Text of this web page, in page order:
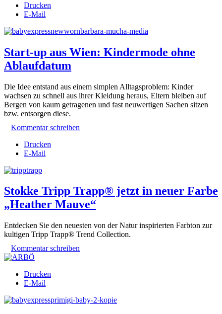
Drucken
E-Mail
Start-up aus Wien: Kindermode ohne
Ablaufdatum
Die Idee entstand aus einem simplen Alltagsproblem: Kinder
wachsen zu schnell aus ihrer Kleidung heraus, Eltern bleiben auf
Bergen von kaum getragenen und fast neuwertigen Sachen sitzen
bzw. entsorgen diese.
Kommentar schreiben
Drucken
E-Mail
Stokke Tripp Trapp® jetzt in neuer Farbe
„Heather Mauve“
Entdecken Sie den neuesten von der Natur inspirierten Farbton zur
kultigen Tripp Trapp® Trend Collection.
Kommentar schreiben
Drucken
E-Mail